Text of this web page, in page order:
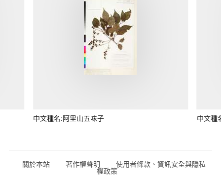
中文種名:阿里山五味子 中文種
關於本站 著作權聲明 使用者條款、資訊安全與隱私
權政策